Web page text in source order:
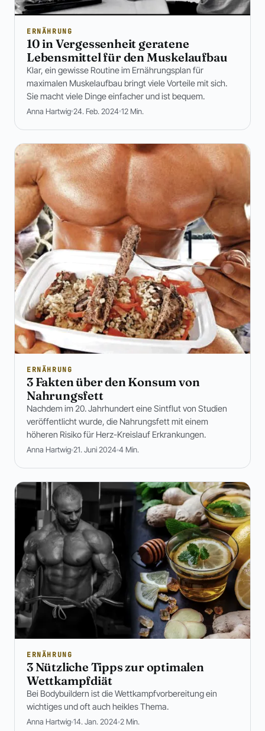
ERNÄHRUNG
10 in Vergessenheit geratene
Lebensmittel für den Muskelaufbau
Klar, ein gewisse Routine im Ernährungsplan für
maximalen Muskelaufbau bringt viele Vorteile mit sich.
Sie macht viele Dinge einfacher und ist bequem.
Anna Hartwig 24. Feb. 2024 12 Min.
ERNÄHRUNG
3 Fakten über den Konsum von
Nahrungsfett
Nachdem im 20. Jahrhundert eine Sintflut von Studien
veröffentlicht wurde, die Nahrungsfett mit einem
höheren Risiko für Herz-Kreislauf Erkrankungen.
Anna Hartwig 21. Juni 2024 4 Min.
ERNÄHRUNG
3 Nützliche Tipps zur optimalen
Wettkampfdiät
Bei Bodybuildern ist die Wettkampfvorbereitung ein
wichtiges und oft auch heikles Thema.
Anna Hartwig 14. Jan. 2024 2 Min.